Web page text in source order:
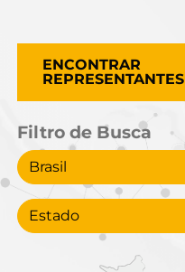
ENCONTRAR
REPRESENTANTES
Filtro de Busca
PaísBrasil
Estado
Estado